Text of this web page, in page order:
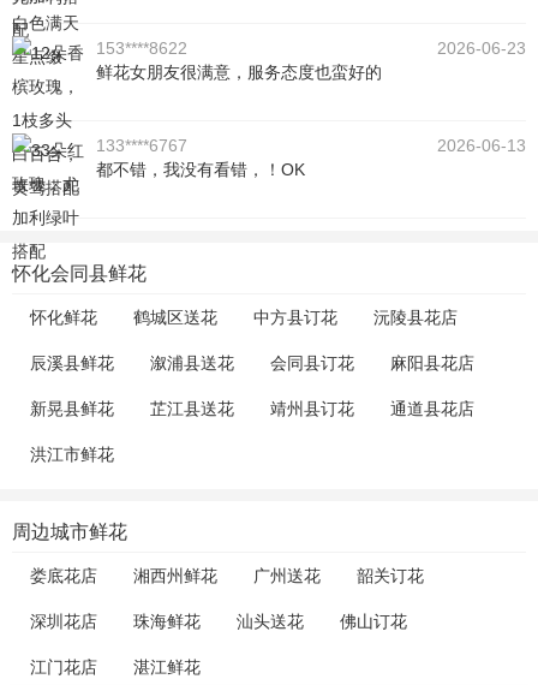
153****8622
2026-06-23
鲜花女朋友很满意，服务态度也蛮好的
133****6767
2026-06-13
都不错，我没有看错，！OK
怀化会同县鲜花
怀化鲜花 鹤城区送花 中方县订花 沅陵县花店
辰溪县鲜花 溆浦县送花 会同县订花 麻阳县花店
新晃县鲜花 芷江县送花 靖州县订花 通道县花店
洪江市鲜花
周边城市鲜花
娄底花店 湘西州鲜花 广州送花 韶关订花
深圳花店 珠海鲜花 汕头送花 佛山订花
江门花店 湛江鲜花